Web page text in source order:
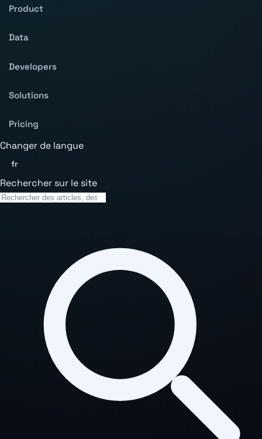
Product
Data
Developers
Solutions
Pricing
Changer de langue
fr
Rechercher sur le site